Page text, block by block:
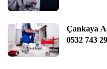
Çankaya
0532 743